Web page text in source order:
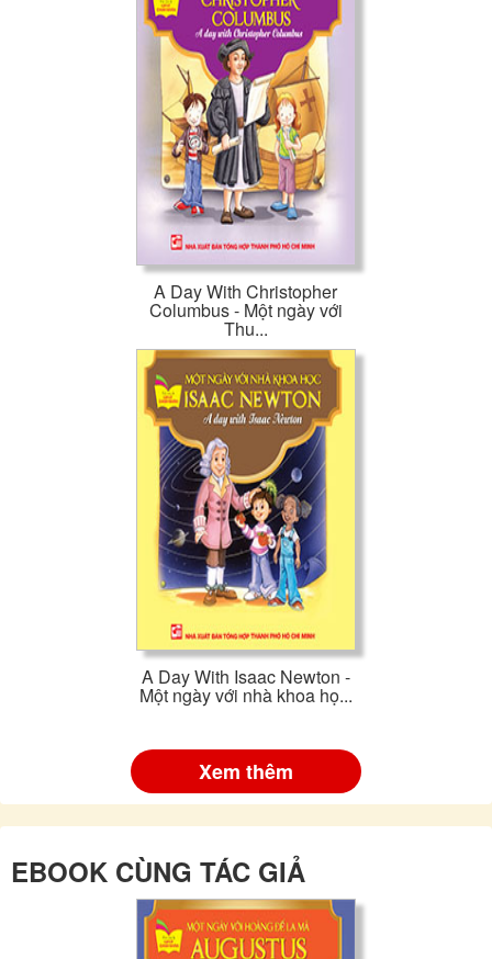
A Day With Christopher
Columbus - Một ngày với
Thu...
A Day With Isaac Newton -
Một ngày với nhà khoa họ...
Xem thêm
EBOOK CÙNG TÁC GIẢ